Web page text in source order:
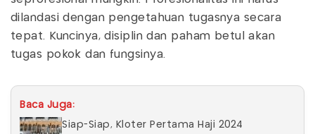
dilandasi dengan pengetahuan tugasnya secara
tepat. Kuncinya, disiplin dan paham betul akan
tugas pokok dan fungsinya.
Baca Juga:
Siap-Siap, Kloter Pertama Haji 2024